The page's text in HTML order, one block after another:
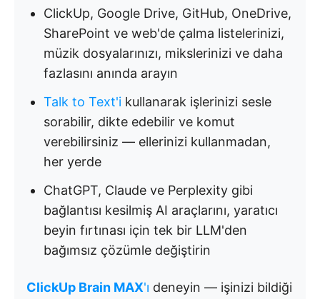
ClickUp, Google Drive, GitHub, OneDrive,
SharePoint ve web'de çalma listelerinizi,
müzik dosyalarınızı, mikslerinizi ve daha
fazlasını anında arayın
Talk to Text'i kullanarak işlerinizi sesle
sorabilir, dikte edebilir ve komut
verebilirsiniz — ellerinizi kullanmadan,
her yerde
ChatGPT, Claude ve Perplexity gibi
bağlantısı kesilmiş AI araçlarını, yaratıcı
beyin fırtınası için tek bir LLM'den
bağımsız çözümle değiştirin
ClickUp Brain MAX'ı deneyin — işinizi bildiği